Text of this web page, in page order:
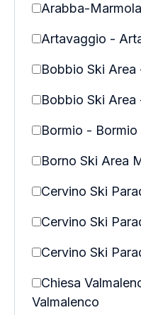
Arabba-
Artavaggio -
Bobbio Ski Area
Bobbio Ski Area
Bormio - Bormio
Borno Ski Area
Cervino Ski
Cervino Ski
Cervino Ski
Chiesa
Valmalenco